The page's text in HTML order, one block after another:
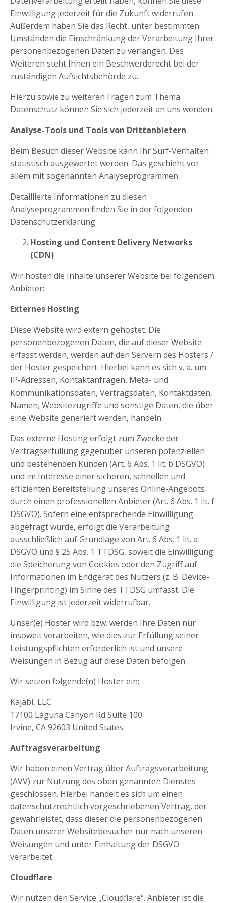
Einwilligung jederzeit für die Zukunft widerrufen.
Außerdem haben Sie das Recht, unter bestimmten
Umständen die Einschränkung der Verarbeitung Ihrer
personenbezogenen Daten zu verlangen. Des
Weiteren steht Ihnen ein Beschwerderecht bei der
zuständigen Aufsichtsbehörde zu.
Hierzu sowie zu weiteren Fragen zum Thema
Datenschutz können Sie sich jederzeit an uns wenden.
Analyse-Tools und Tools von Dritt­anbietern
Beim Besuch dieser Website kann Ihr Surf-Verhalten
statistisch ausgewertet werden. Das geschieht vor
allem mit sogenannten Analyseprogrammen.
Detaillierte Informationen zu diesen
Analyseprogrammen finden Sie in der folgenden
Datenschutzerklärung.
Hosting und Content Delivery Networks
(CDN)
Wir hosten die Inhalte unserer Website bei folgendem
Anbieter:
Externes Hosting
Diese Website wird extern gehostet. Die
personenbezogenen Daten, die auf dieser Website
erfasst werden, werden auf den Servern des Hosters /
der Hoster gespeichert. Hierbei kann es sich v. a. um
IP-Adressen, Kontaktanfragen, Meta- und
Kommunikationsdaten, Vertragsdaten, Kontaktdaten,
Namen, Websitezugriffe und sonstige Daten, die über
eine Website generiert werden, handeln.
Das externe Hosting erfolgt zum Zwecke der
Vertragserfüllung gegenüber unseren potenziellen
und bestehenden Kunden (Art. 6 Abs. 1 lit. b DSGVO)
und im Interesse einer sicheren, schnellen und
effizienten Bereitstellung unseres Online-Angebots
durch einen professionellen Anbieter (Art. 6 Abs. 1 lit. f
DSGVO). Sofern eine entsprechende Einwilligung
abgefragt wurde, erfolgt die Verarbeitung
ausschließlich auf Grundlage von Art. 6 Abs. 1 lit. a
DSGVO und § 25 Abs. 1 TTDSG, soweit die Einwilligung
die Speicherung von Cookies oder den Zugriff auf
Informationen im Endgerät des Nutzers (z. B. Device-
Fingerprinting) im Sinne des TTDSG umfasst. Die
Einwilligung ist jederzeit widerrufbar.
Unser(e) Hoster wird bzw. werden Ihre Daten nur
insoweit verarbeiten, wie dies zur Erfüllung seiner
Leistungspflichten erforderlich ist und unsere
Weisungen in Bezug auf diese Daten befolgen.
Wir setzen folgende(n) Hoster ein:
Kajabi, LLC
17100 Laguna Canyon Rd Suite 100
Irvine, CA 92603 United States
Auftragsverarbeitung
Wir haben einen Vertrag über Auftragsverarbeitung
(AVV) zur Nutzung des oben genannten Dienstes
geschlossen. Hierbei handelt es sich um einen
datenschutzrechtlich vorgeschriebenen Vertrag, der
gewährleistet, dass dieser die personenbezogenen
Daten unserer Websitebesucher nur nach unseren
Weisungen und unter Einhaltung der DSGVO
verarbeitet.
Cloudflare
Wir nutzen den Service „Cloudflare“. Anbieter ist die